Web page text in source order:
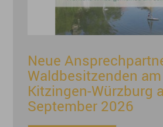
Neue
Waldbesitzenden
Kitzingen-Würzburg
September 2026